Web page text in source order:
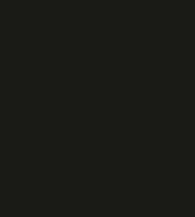
tem o ponto a favor
ainda precisa